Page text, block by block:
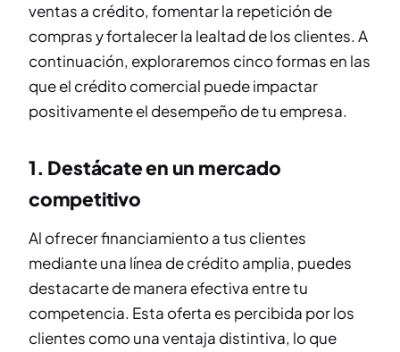
ventas a crédito, fomentar la repetición de
compras y fortalecer la lealtad de los clientes. A
continuación, exploraremos cinco formas en las
que el crédito comercial puede impactar
positivamente el desempeño de tu empresa.
1. Destácate en un mercado
competitivo
Al ofrecer financiamiento a tus clientes
mediante una línea de crédito amplia, puedes
destacarte de manera efectiva entre tu
competencia. Esta oferta es percibida por los
clientes como una ventaja distintiva, lo que